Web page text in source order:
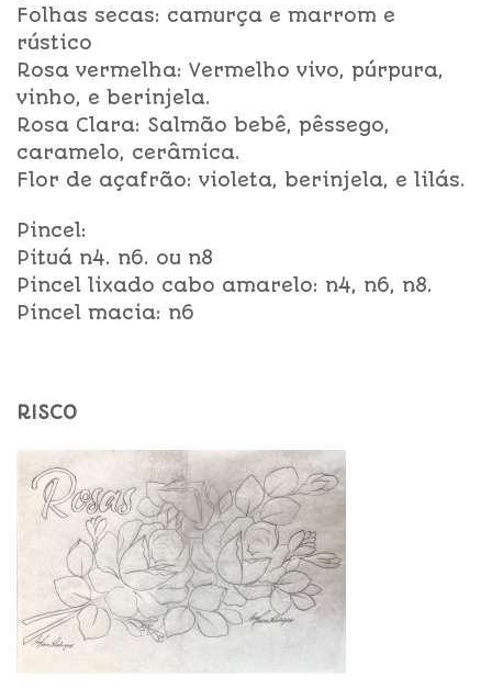
Folhas secas: camurça e marrom e
rústico
Rosa vermelha: Vermelho vivo, púrpura,
vinho, e berinjela.
Rosa Clara: Salmão bebê, pêssego,
caramelo, cerâmica.
Flor de açafrão: violeta, berinjela, e lilás.
Pincel:
Pituá n4. n6. ou n8
Pincel lixado cabo amarelo: n4, n6, n8.
Pincel macia: n6
RISCO